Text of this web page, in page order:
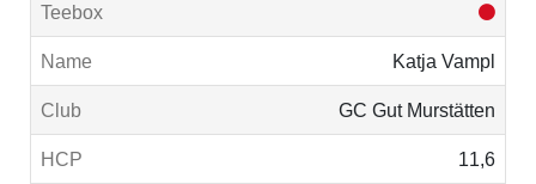
Katja Vampl
GC Gut Murstätten
11,6